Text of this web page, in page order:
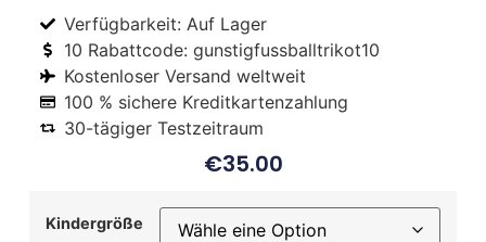
Verfügbarkeit: Auf Lager
10 Rabattcode: gunstigfussballtrikot10
Kostenloser Versand weltweit
100 % sichere Kreditkartenzahlung
30-tägiger Testzeitraum
€35.00
Kindergröße